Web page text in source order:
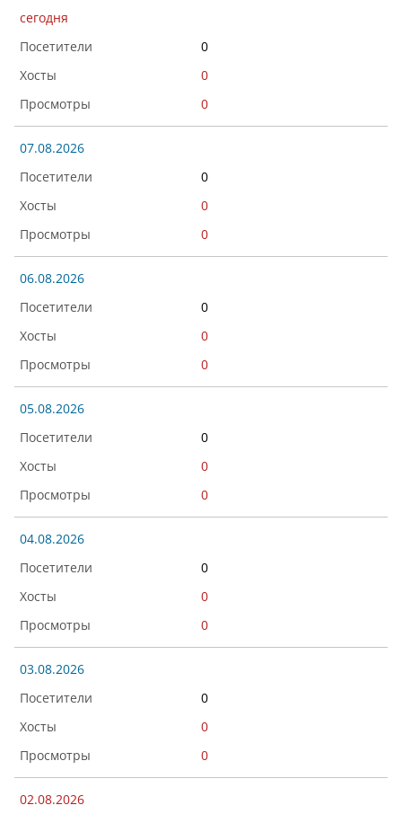
сегодня
0
0
0
07.08.2026
0
0
0
06.08.2026
0
0
0
05.08.2026
0
0
0
04.08.2026
0
0
0
03.08.2026
0
0
0
02.08.2026